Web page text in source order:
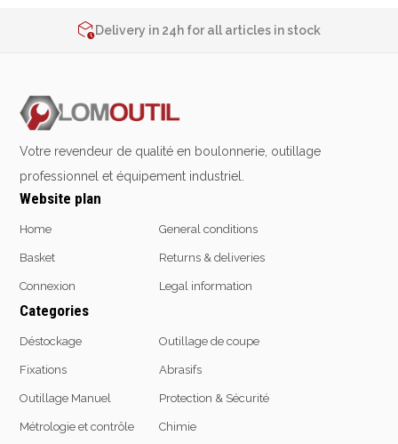
Delivery in 24h for all articles in stock
Votre revendeur de qualité en boulonnerie, outillage
professionnel et équipement industriel.
Website plan
Home
Basket
Connexion
General conditions
Returns & deliveries
Legal information
Categories
Déstockage
Fixations
Outillage Manuel
Métrologie et contrôle
Outillage de coupe
Abrasifs
Protection & Sécurité
Chimie